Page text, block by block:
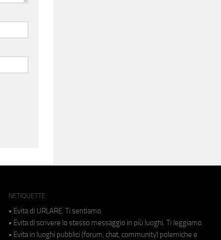
NETIQUETTE
• Evita di URLARE. Ti sentiamo.
• Evita di scrivere lo stesso messaggio in più luoghi. Ti leggiamo.
• Evita in luoghi pubblici (forum, chat, community) polemiche e